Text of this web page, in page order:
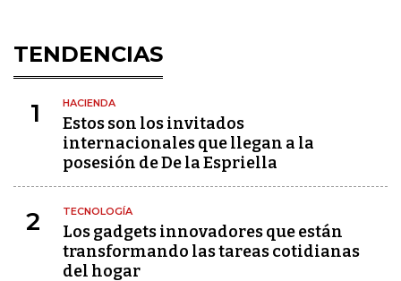
TENDENCIAS
1 HACIENDA
Estos son los invitados
internacionales que llegan a la
posesión de De la Espriella
2 TECNOLOGÍA
Los gadgets innovadores que están
transformando las tareas cotidianas
del hogar